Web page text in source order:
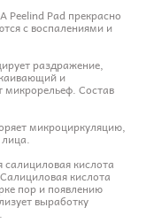
Peelind Pad прекрасно
с воспалениями и
раздражение,
и
микрорельеф. Состав
микроциркуляцию,
кислота
кислота
пор и появлению
выработку